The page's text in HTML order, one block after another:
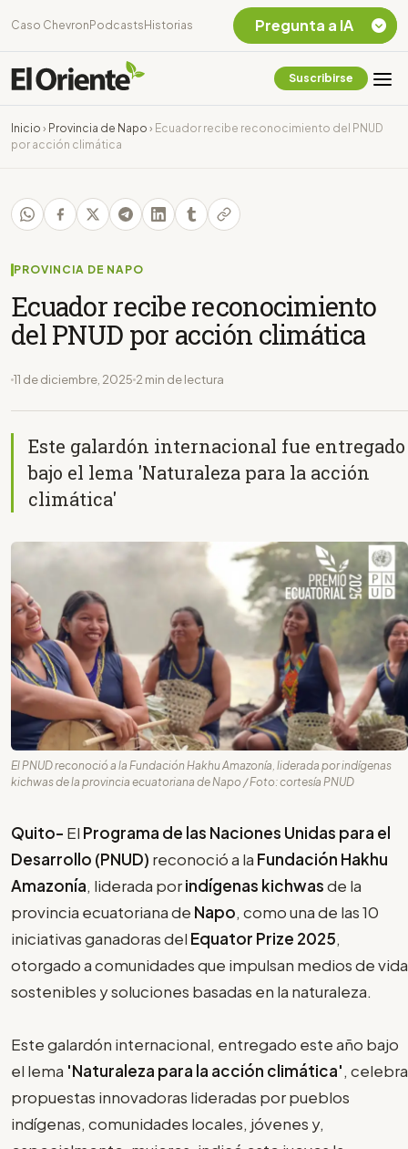
Caso Chevron Podcasts Historias
Suscribirse
Inicio › Provincia de Napo › Ecuador recibe reconocimiento del PNUD
por acción climática
PROVINCIA DE NAPO
Ecuador recibe reconocimiento
del PNUD por acción climática
11 de diciembre, 2025 2 min de lectura
Este galardón internacional fue entregado
bajo el lema 'Naturaleza para la acción
climática'
El PNUD reconoció a la Fundación Hakhu Amazonía, liderada por indígenas
kichwas de la provincia ecuatoriana de Napo / Foto: cortesía PNUD
Quito- El Programa de las Naciones Unidas para el
Desarrollo (PNUD) reconoció a la Fundación Hakhu
Amazonía, liderada porindígenas kichwasde la
provincia ecuatoriana de Napo, como una de las 10
iniciativas ganadoras del Equator Prize 2025,
otorgado a comunidades que impulsan medios de vida
sostenibles y soluciones basadas en la naturaleza.
Este galardón internacional, entregado este año bajo
el lema 'Naturaleza para la acción climática', celebra
propuestas innovadoras lideradas por pueblos
indígenas, comunidades locales, jóvenes y,
Pregunta a IA
Chevron Ecuador